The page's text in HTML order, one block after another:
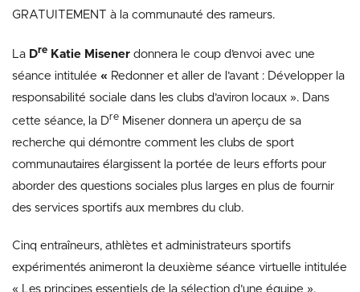
GRATUITEMENT à la communauté des rameurs.
La Dre Katie Misener donnera le coup d’envoi avec une
séance intitulée « Redonner et aller de l’avant : Développer la
responsabilité sociale dans les clubs d’aviron locaux ». Dans
cette séance, la Dre Misener donnera un aperçu de sa
recherche qui démontre comment les clubs de sport
communautaires élargissent la portée de leurs efforts pour
aborder des questions sociales plus larges en plus de fournir
des services sportifs aux membres du club.
Cinq entraîneurs, athlètes et administrateurs sportifs
expérimentés animeront la deuxième séance virtuelle intitulée
« Les principes essentiels de la sélection d’une équipe ».